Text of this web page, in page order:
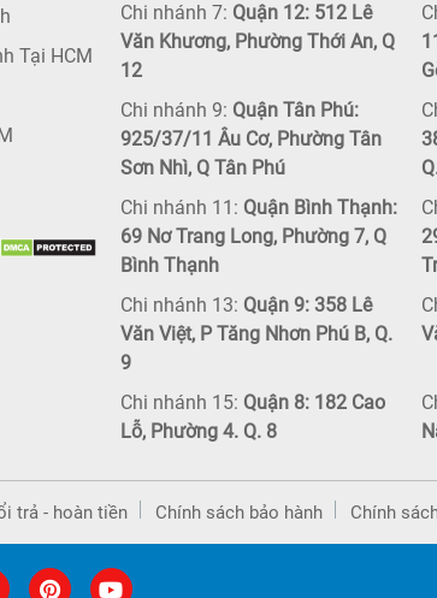
Tại HCM
Chi nhánh 7: Quận 12: 512 Lê
Văn Khương, Phường Thới An, Q
12
Chi nhánh 9: Quận Tân Phú:
925/37/11 Âu Cơ, Phường Tân
Sơn Nhì, Q Tân Phú
Chi nhánh 11: Quận Bình Thạnh:
69 Nơ Trang Long, Phường 7, Q
Bình Thạnh
Chi nhánh 13: Quận 9: 358 Lê
Văn Việt, P Tăng Nhơn Phú B, Q.
9
Chi nhánh 15: Quận 8: 182 Cao
Lỗ, Phường 4. Q. 8
trả - hoàn tiền Chính sách bảo hành Chính